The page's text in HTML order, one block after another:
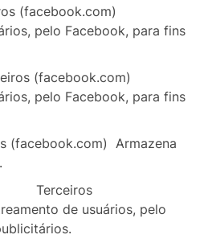
(facebook.com)
pelo Facebook, para fins
(facebook.com)
pelo Facebook, para fins
(facebook.com) Armazena
Terceiros
de usuários, pelo